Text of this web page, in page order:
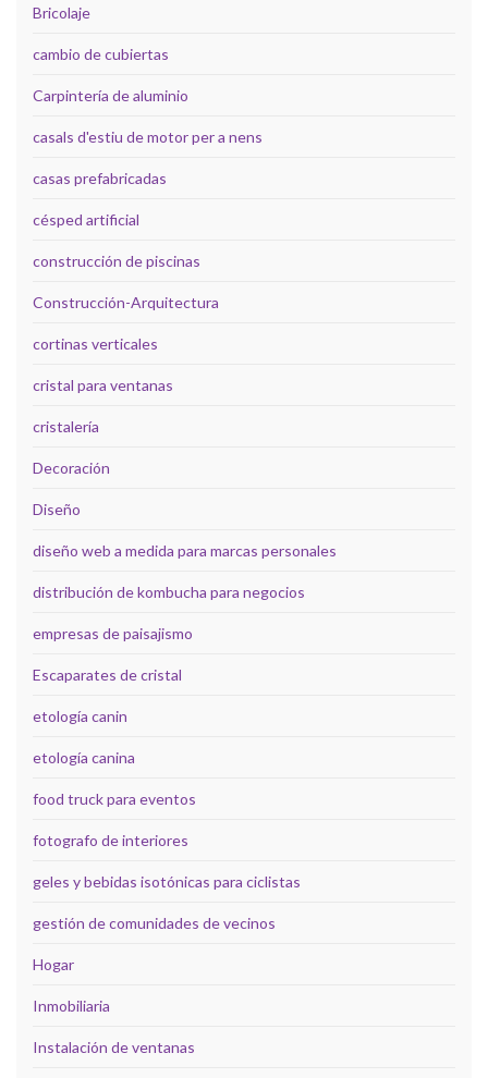
Bricolaje
cambio de cubiertas
Carpintería de aluminio
casals d'estiu de motor per a nens
casas prefabricadas
césped artificial
construcción de piscinas
Construcción-Arquitectura
cortinas verticales
cristal para ventanas
cristalería
Decoración
Diseño
diseño web a medida para marcas personales
distribución de kombucha para negocios
empresas de paisajismo
Escaparates de cristal
etología canin
etología canina
food truck para eventos
fotografo de interiores
geles y bebidas isotónicas para ciclistas
gestión de comunidades de vecinos
Hogar
Inmobiliaria
Instalación de ventanas